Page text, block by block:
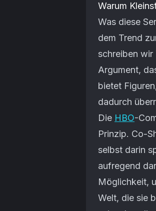
Warum
Was diese
dem Trend
schreiben
Argument,
bietet
dadurch
Die HBO-
Prinzip. Co-
selbst darin
aufregend
Möglichkeit,
Welt, die sie